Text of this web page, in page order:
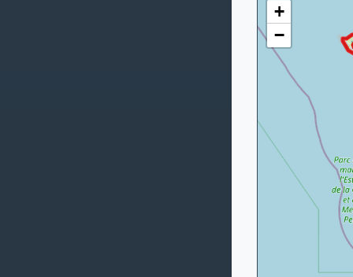
+
−